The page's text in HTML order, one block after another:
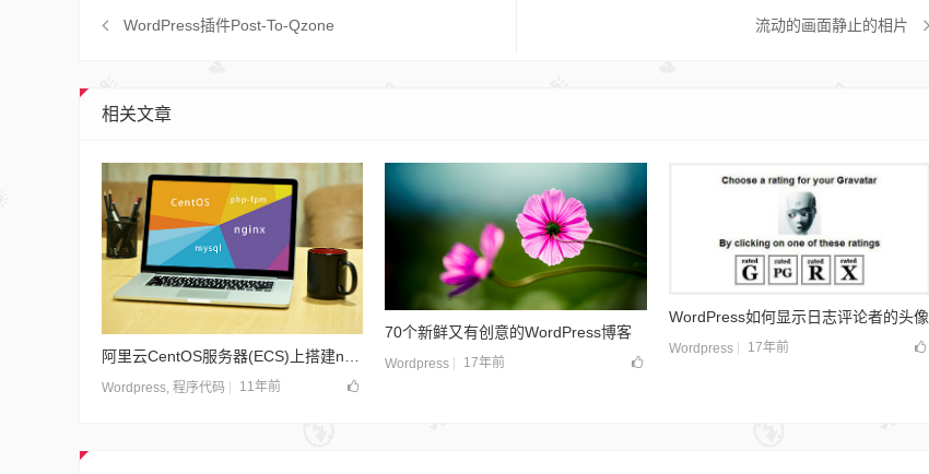
WordPress插件Post-To-Qzone 流动的画面静止的相片
相关文章
Wordpress, 程序代码 11年前
70个新鲜又有创意的WordPress博客
Wordpress 17年前
WordPress如何显示日志评论者的头像
Wordpress 17年前